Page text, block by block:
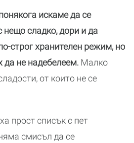
искаме да се
нещо сладко, дори и да
строг хранителен режим, но
да не надебелеем. Малко
от които не се
прост списък с пет
смисъл да се